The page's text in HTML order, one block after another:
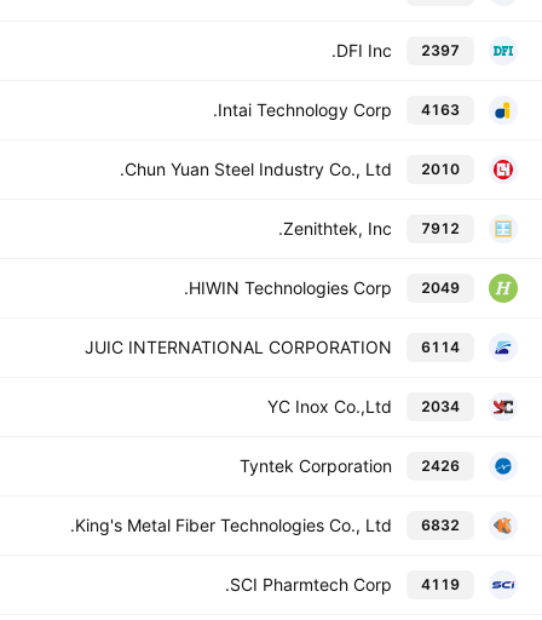
2397
DFI Inc.
4163
Intai Technology Corp.
2010
Chun Yuan Steel Industry Co., Ltd.
7912
Zenithtek, Inc.
2049
HIWIN Technologies Corp.
6114
JUIC INTERNATIONAL CORPORATION
2034
YC Inox Co.,Ltd
2426
Tyntek Corporation
6832
King's Metal Fiber Technologies Co., Ltd.
4119
SCI Pharmtech Corp.